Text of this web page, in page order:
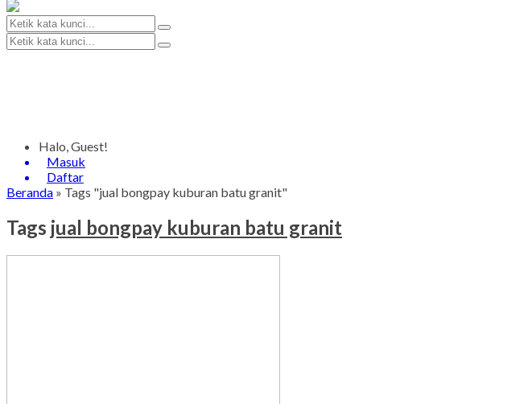
Halo, Guest!
Masuk
Daftar
Beranda » Tags "jual bongpay kuburan batu granit"
Tags jual bongpay kuburan batu granit